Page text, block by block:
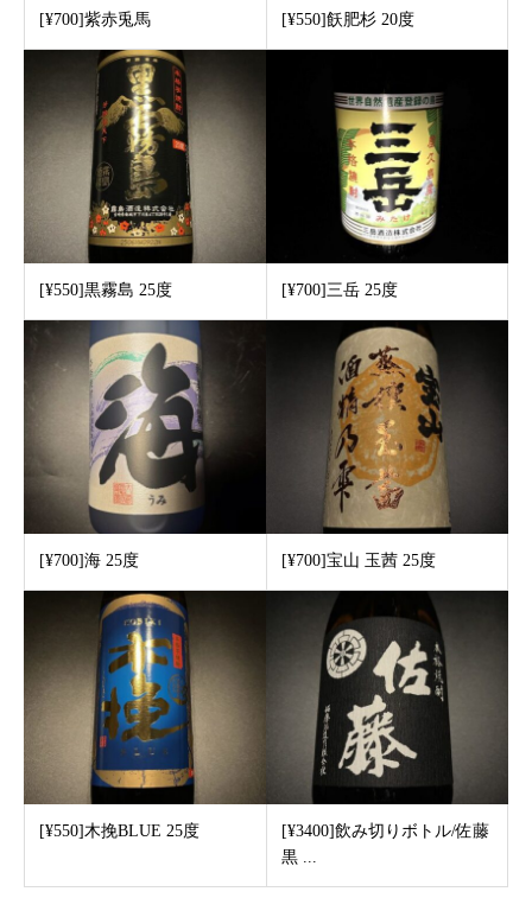
[¥700]紫赤兎馬 [¥550]飫肥杉 20度
[¥550]黒霧島 25度 [¥700]三岳 25度
[¥700]海 25度 [¥700]宝山 玉茜 25度
[¥550]木挽BLUE 25度
[¥3400]飲み切りボトル/佐藤
黒 ...